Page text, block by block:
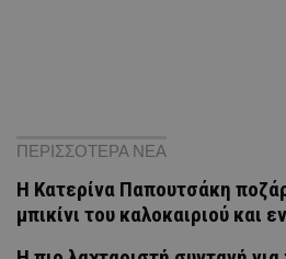
ΠΕΡΙΣΣΟΤΕΡΑ ΝΕΑ
Η Κατερίνα Παπουτσάκη
μπικίνι του καλοκαιριού και